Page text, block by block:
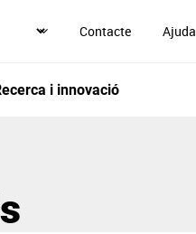
Contacte Ajuda
i innovació